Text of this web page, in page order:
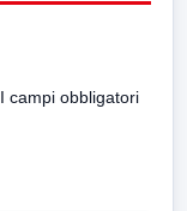
I campi obbligatori